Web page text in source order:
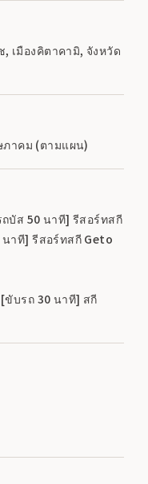
เมืองคิตาคามิ, จังหวัด
ภาคม (ตามแผน)
บัส 50 นาที] รีสอร์ทสกี
าที] รีสอร์ทสกี Geto
ขับรถ 30 นาที] สกี